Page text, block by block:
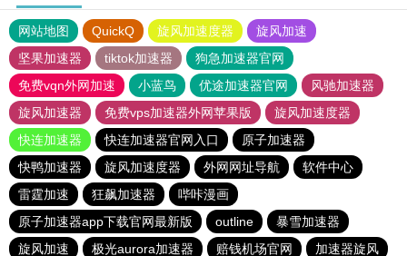
网站地图 QuickQ 旋风加速度器
旋风加速
坚果加速器
tiktok加速器
狗急加速器官网
免费vqn外网加速
小蓝鸟 优途加速器官网
风驰加速器
旋风加速器
免费vps加速器外网苹果版
旋风加速度器
快连加速器
快连加速器官网入口
原子加速器
快鸭加速器
旋风加速度器 外网网址导航
软件中心
雷霆加速
狂飙加速器
哔咔漫画
原子加速器app下载官网最新版
outline
暴雪加速器
旋风加速
极光aurora加速器 赔钱机场官网 加速器旋风